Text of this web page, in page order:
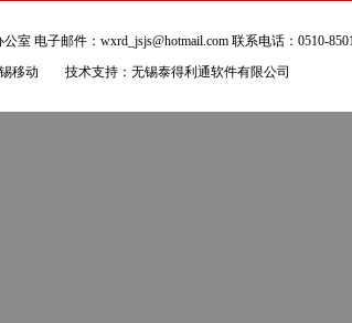
室 电子邮件：wxrd_jsjs@hotmail.com 联系电话：0510-
锡移动 技术支持： 无锡泰得利通软件有限公司